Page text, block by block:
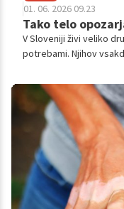
01. 06. 2026 09.23
Tako telo
V Sloveniji živi veliko
potrebami. Njihov
neprespane noči in
pogosto spregledan
neformalnih skrbnikov,
večino skrbi